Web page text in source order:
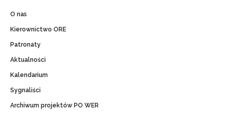
O nas
Kierownictwo ORE
Patronaty
Aktualności
Kalendarium
Sygnaliści
Archiwum projektów PO WER